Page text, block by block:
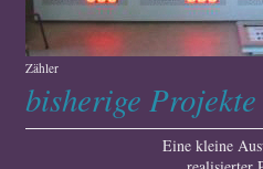
Zähler
bisherige Projekte
Eine kleine